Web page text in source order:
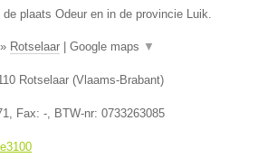
plaats Odeur en in de provincie Luik.
» Rotselaar | Google maps ▼
Rotselaar (Vlaams-Brabant)
, Fax: - , BTW-nr: 0733263085